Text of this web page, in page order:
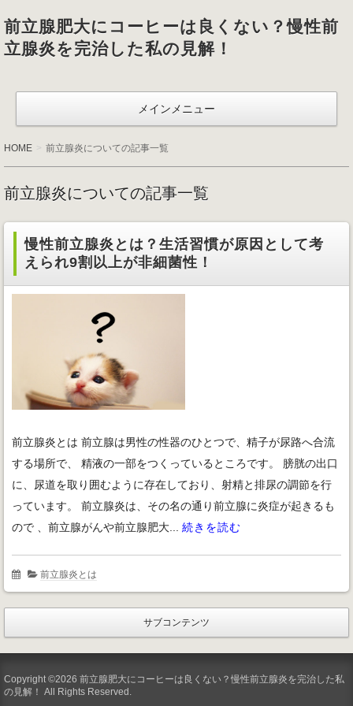
前立腺肥大にコーヒーは良くない？慢性前
立腺炎を完治した私の見解！
メインメニュー
HOME 前立腺炎についての記事一覧
前立腺炎についての記事一覧
慢性前立腺炎とは？生活習慣が原因として考
えられ9割以上が非細菌性！
前立腺炎とは 前立腺は男性の性器のひとつで、精子が尿路へ合流
する場所で、 精液の一部をつくっているところです。 膀胱の出口
に、尿道を取り囲むように存在しており、射精と排尿の調節を行
っています。 前立腺炎は、その名の通り前立腺に炎症が起きるも
ので 、前立腺がんや前立腺肥大... 続きを読む
前立腺炎とは
サブコンテンツ
Copyright ©2026 前立腺肥大にコーヒーは良くない？慢性前立腺炎を完治した私
の見解！ All Rights Reserved.